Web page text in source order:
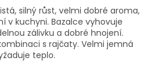
silný růst, velmi dobré aroma,
v kuchyni. Bazalce vyhovuje
zálivku a dobré hnojení.
s rajčaty. Velmi jemná
teplo.